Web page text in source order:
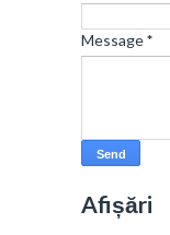
Message*
Afișări